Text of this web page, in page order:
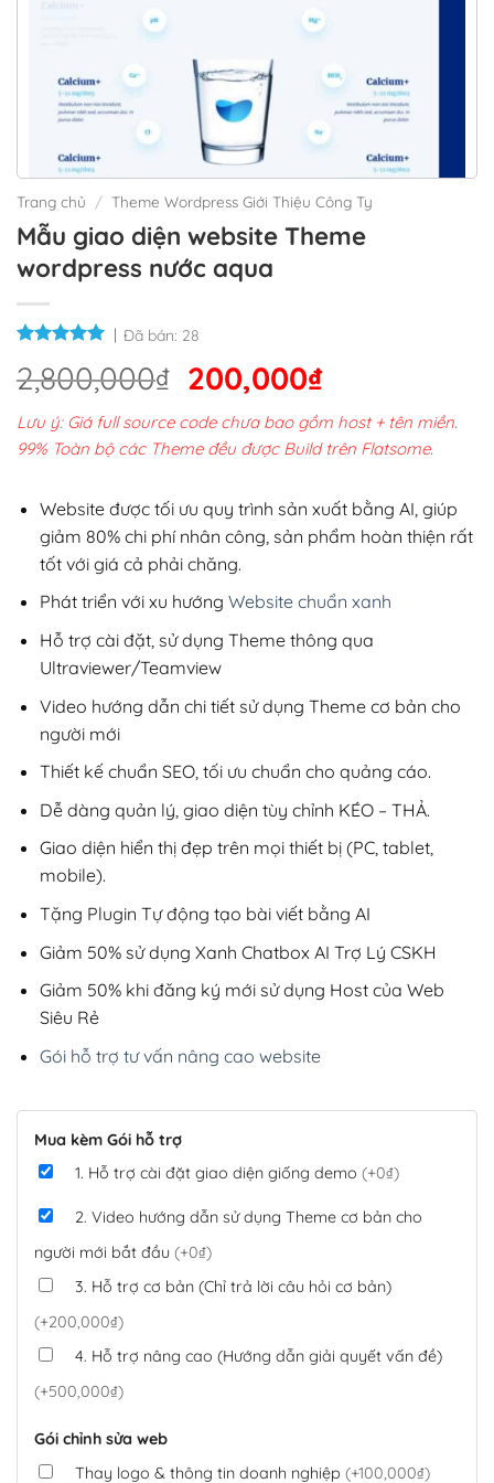
Trang chủ / Theme Wordpress Giới Thiệu Công Ty
Mẫu giao diện website Theme
wordpress nước aqua
Đã bán: 28
2,800,000₫ Giá
gốc
là:
2,800,000₫.
200,000₫Giá
hiện
tại
200,000₫.
Lưu ý: Giá full source code chưa bao gồm host + tên miền.
99% Toàn bộ các Theme đều được Build trên Flatsome.
Website được tối ưu quy trình sản xuất bằng AI, giúp
giảm 80% chi phí nhân công, sản phẩm hoàn thiện rất
tốt với giá cả phải chăng.
Phát triển với xu hướng Website chuẩn xanh
Hỗ trợ cài đặt, sử dụng Theme thông qua
Ultraviewer/Teamview
Video hướng dẫn chi tiết sử dụng Theme cơ bản cho
người mới
Thiết kế chuẩn SEO, tối ưu chuẩn cho quảng cáo.
Dễ dàng quản lý, giao diện tùy chỉnh KÉO – THẢ.
Giao diện hiển thị đẹp trên mọi thiết bị (PC, tablet,
mobile).
Tặng Plugin Tự động tạo bài viết bằng AI
Giảm 50% sử dụng Xanh Chatbox AI Trợ Lý CSKH
Giảm 50% khi đăng ký mới sử dụng Host của Web
Siêu Rẻ
Gói hỗ trợ tư vấn nâng cao website
Mua kèm Gói hỗ trợ
1. Hỗ trợ cài đặt giao diện giống demo (+0₫)
2. Video hướng dẫn sử dụng Theme cơ bản cho
người mới bắt đầu (+0₫)
3. Hỗ trợ cơ bản (Chỉ trả lời câu hỏi cơ bản)
(+200,000₫)
4. Hỗ trợ nâng cao (Hướng dẫn giải quyết vấn đề)
(+500,000₫)
Gói chỉnh sửa web
Thay logo & thông tin doanh nghiệp (+100,000₫)